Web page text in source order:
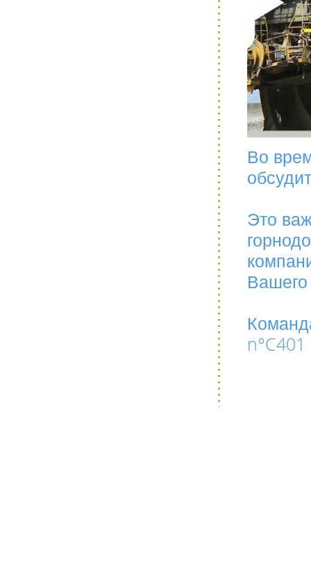
Во
Это
Вашего